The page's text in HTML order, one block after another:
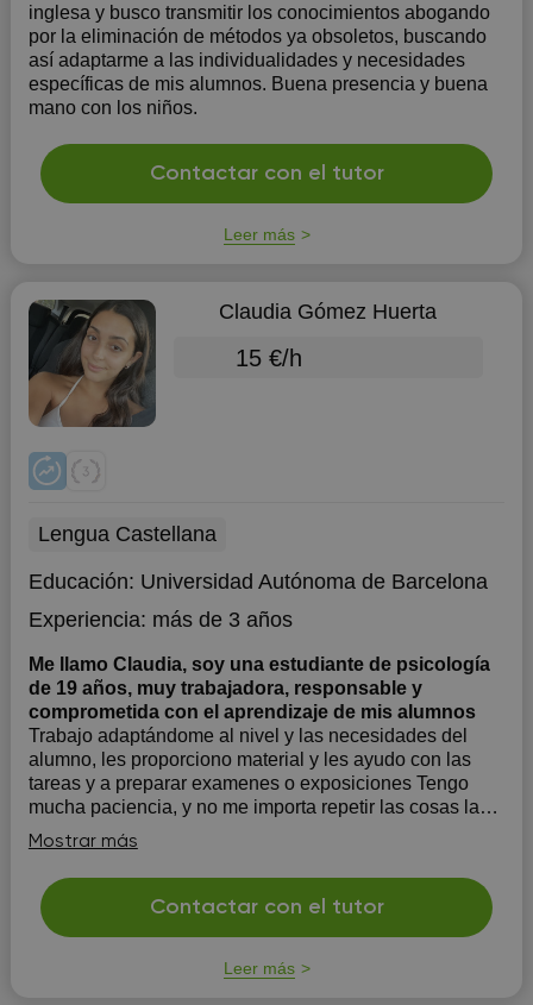
inglesa y busco transmitir los conocimientos abogando
por la eliminación de métodos ya obsoletos, buscando
así adaptarme a las individualidades y necesidades
específicas de mis alumnos. Buena presencia y buena
mano con los niños.
Contactar con el tutor
Leer más
Claudia Gómez Huerta
15 €/h
Lengua Castellana
Educación: Universidad Autónoma de Barcelona
Experiencia: más de 3 años
Me llamo Claudia, soy una estudiante de psicología
de 19 años, muy trabajadora, responsable y
comprometida con el aprendizaje de mis alumnos
Trabajo adaptándome al nivel y las necesidades del
alumno, les proporciono material y les ayudo con las
tareas y a preparar examenes o exposiciones Tengo
mucha paciencia, y no me importa repetir las cosas las
veces que haga falta hasta que el alumno lo comprenda
No enseño a memorizar como una máqu...
Mostrar más
Contactar con el tutor
Leer más